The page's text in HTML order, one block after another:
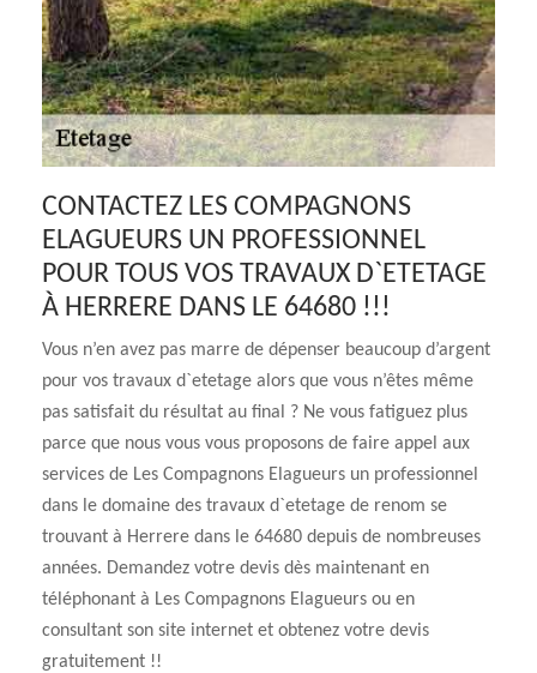
CONTACTEZ LES COMPAGNONS
ELAGUEURS UN PROFESSIONNEL
POUR TOUS VOS TRAVAUX D`ETETAGE
À HERRERE DANS LE 64680 !!!
Vous n’en avez pas marre de dépenser beaucoup d’argent
pour vos travaux d`etetage alors que vous n’êtes même
pas satisfait du résultat au final ? Ne vous fatiguez plus
parce que nous vous vous proposons de faire appel aux
services de Les Compagnons Elagueurs un professionnel
dans le domaine des travaux d`etetage de renom se
trouvant à Herrere dans le 64680 depuis de nombreuses
années. Demandez votre devis dès maintenant en
téléphonant à Les Compagnons Elagueurs ou en
consultant son site internet et obtenez votre devis
gratuitement !!